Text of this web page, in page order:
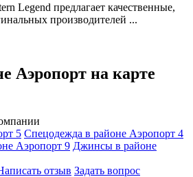
Legend предлагает качественные,
производителей ...
Аэропорт на карте
5 Спецодежда в районе Аэропорт 4
Аэропорт 9 Джинсы в районе
отзыв Задать вопрос